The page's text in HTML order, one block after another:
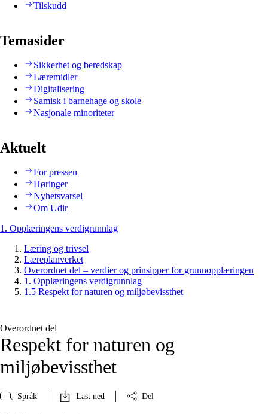
Tilskudd
Temasider
Sikkerhet og beredskap
Læremidler
Digitalisering
Samisk i barnehage og skole
Nasjonale minoriteter
Aktuelt
For pressen
Høringer
Nyhetsvarsel
Om Udir
1. Opplæringens verdigrunnlag
Læring og trivsel
Læreplanverket
Overordnet del – verdier og prinsipper for grunnopplæringen
1. Opplæringens verdigrunnlag
1.5 Respekt for naturen og miljøbevissthet
Overordnet del
Respekt for naturen og
miljøbevissthet
Språk Last ned Del